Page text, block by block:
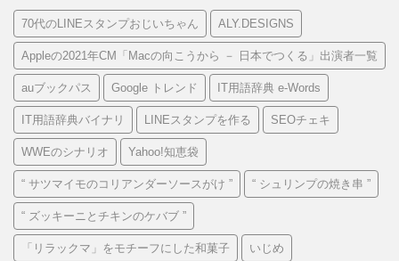
70代のLINEスタンプおじいちゃん ALY.DESIGNS
Appleの2021年CM「Macの向こうから － 日本でつくる」出演者一覧
auブックパス Google トレンド IT用語辞典 e-Words
IT用語辞典バイナリ LINEスタンプを作る SEOチェキ
WWEのシナリオ Yahoo!知恵袋
“ サツマイモのコリアンダーソースがけ ” “ シュリンプの焼き串 ”
“ ズッキーニとチキンのケバブ ”
「リラックマ」をモチーフにした和菓子 いじめ